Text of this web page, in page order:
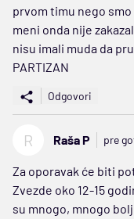
prvom timu nego
meni onda nije
nisu imali muda da
PARTIZAN
Odgovori
R Raša P pre
Za oporavak će biti
Zvezde oko 12-15
su mnogo, mnogo